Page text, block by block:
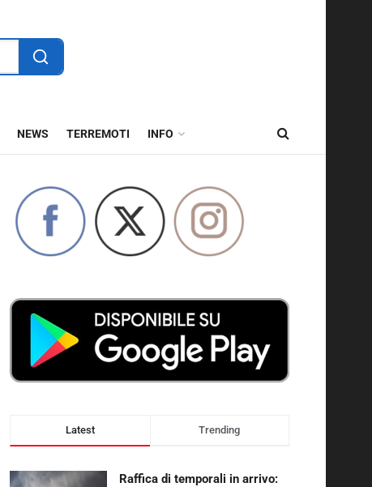
NEWS TERREMOTI INFO
Latest Trending
Raffica di temporali in arrivo: